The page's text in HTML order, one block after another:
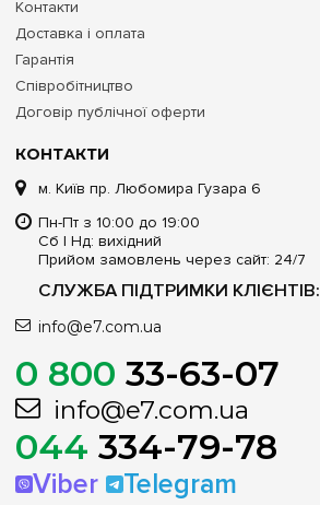
КОНТАКТИ
м. Київ пр. Любомира Гузара 6
Пн-Пт з 10:00 до 19:00
Сб | Нд: вихідний
Прийом замовлень через сайт: 24/7
СЛУЖБА ПІДТРИМКИ КЛІЄНТІВ:
info@e7.com.ua
0 800 33-63-07
info@e7.com.ua
044 334-79-78
Viber Telegram
Контакти
Доставка і оплата
Гарантія
Співробітництво
Договір публічної оферти